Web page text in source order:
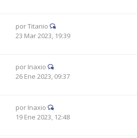
porTitanio
23 Mar 2023, 19:39
por Inaxio
26 Ene 2023, 09:37
por Inaxio
19 Ene 2023, 12:48